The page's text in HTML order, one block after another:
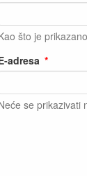
što je
adresa
se prikazivati